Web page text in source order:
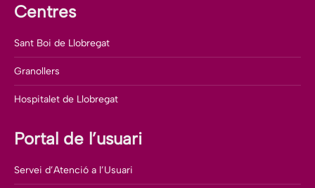
Centres
Sant Boi de Llobregat
Granollers
Hospitalet de Llobregat
Portal de l’usuari
Servei d’Atenció a l’Usuari